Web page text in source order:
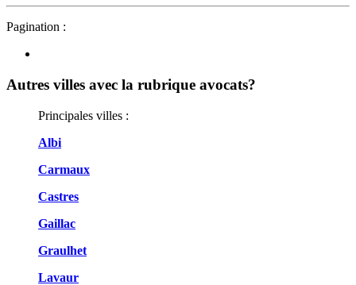
Pagination :
Autres villes avec la rubrique avocats?
Principales villes :
Albi
Carmaux
Castres
Gaillac
Graulhet
Lavaur